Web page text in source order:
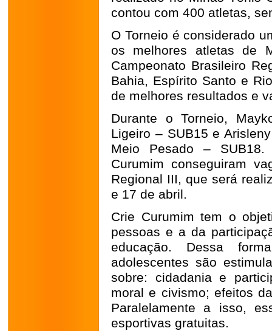
contou com 400 atletas,
O Torneio é considerado
os melhores atletas de
Campeonato Brasileiro
Bahia, Espírito Santo e
de melhores resultados e
Durante o Torneio,
Ligeiro – SUB15 e
Meio Pesado –
Curumim conseguiram
Regional III, que será
e 17 de abril.
Crie Curumim tem o
pessoas e a da
educação. Dessa
adolescentes são
sobre: cidadania e
moral e civismo; efeitos
Paralelamente a isso,
esportivas gratuitas.